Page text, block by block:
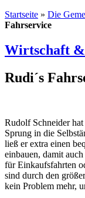
Startseite » Die
Fahrservice
Wirtschaft
Rudi´s
Rudolf Schneider
Sprung in die
ließ er extra einen
einbauen, damit
für Einkaufsfahrten
sind durch den
kein Problem mehr,